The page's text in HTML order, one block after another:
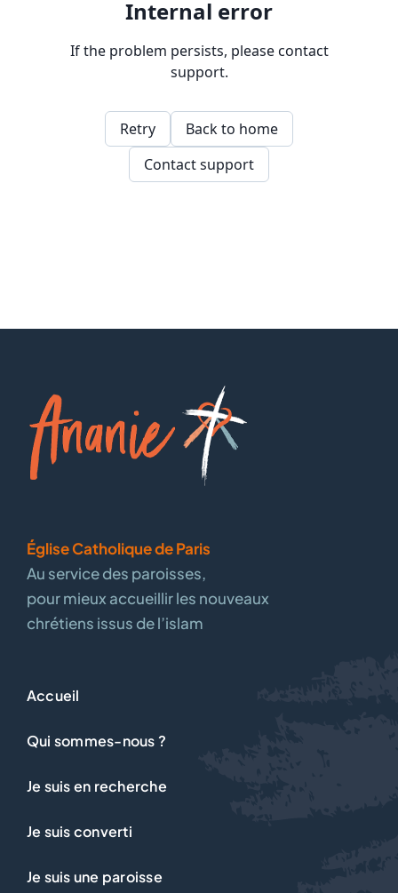
Église Catholique de Paris
Au service des paroisses,
pour mieux accueillir les nouveaux
chrétiens issus de l’islam
Accueil
Qui sommes-nous ?
Je suis en recherche
Je suis converti
Je suis une paroisse